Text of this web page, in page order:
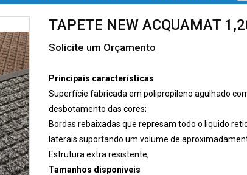
TAPETE NEW ACQUAMAT
Solicite um Orçamento
Principais características
Superfície fabricada em polipropileno agulhado
desbotamento das cores;
Bordas rebaixadas que represam todo o liquido
laterais suportando um volume de
Estrutura extra resistente;
Tamanhos disponíveis